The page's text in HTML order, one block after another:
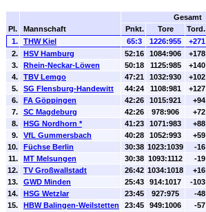
Pl. Mannschaft
Gesamt
Pnkt.
Tore Tord.
1.
THW Kiel 65:3 1226:955 +271
2.
HSV Hamburg 52:16 1084:906 +178
3.
Rhein-Neckar-Löwen 50:18 1125:985 +140
4.
TBV Lemgo 47:21 1032:930 +102
5.
SG Flensburg-Handewitt 44:24 1108:981 +127
6.
FA Göppingen 42:26 1015:921 +94
7.
SC Magdeburg 42:26 978:906 +72
8.
HSG Nordhorn * 41:23 1071:983 +88
9.
VfL Gummersbach 40:28 1052:993 +59
10.
Füchse Berlin 30:38 1023:1039 -16
11.
MT Melsungen 30:38 1093:1112 -19
12.
TV Großwallstadt 26:42 1034:1018 +16
13.
GWD Minden 25:43 914:1017 -103
14.
HSG Wetzlar 23:45 927:975 -48
15.
HBW Balingen-Weilstetten 23:45 949:1006 -57